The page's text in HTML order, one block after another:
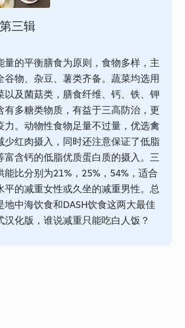
三辑
量的平衡膳食为原则，食物多样，主
谷物、杂豆、薯类齐备。蔬菜均选用
以及菌菇类，膳食纤维、钙、铁、钾
有多糖类物质，有益于三高防治，更
力。动物性食物足量不过量，优选禽
少红肉摄入，同时还注意保证了低脂
富含钙的低脂优质蛋白质的摄入。三
能比分别为21%，25%，54%，适合
平的减重女性或久坐的减重男性。总
地中海饮食和DASH饮食这两大最佳
汉化版，谁说减重只能吃白人饭？